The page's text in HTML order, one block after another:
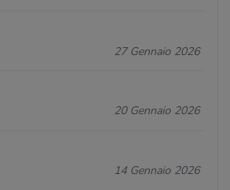
27 Gennaio 2026
20 Gennaio 2026
14 Gennaio 2026